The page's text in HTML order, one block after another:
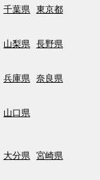
千葉県 東京都
山梨県 長野県
兵庫県 奈良県
山口県
大分県 宮崎県